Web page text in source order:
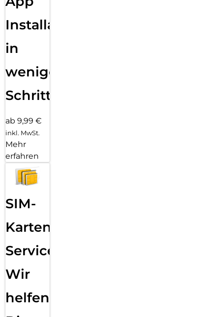
Installation
in
wenigen
Schritten
ab 9,99 €
inkl. MwSt.
Mehr
erfahren
SIM-
Karten
Service:
Wir
helfen